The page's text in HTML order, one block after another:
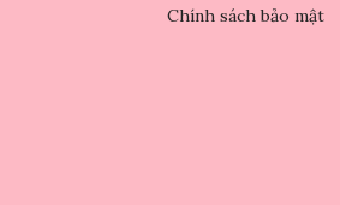
Chính sách bảo mật